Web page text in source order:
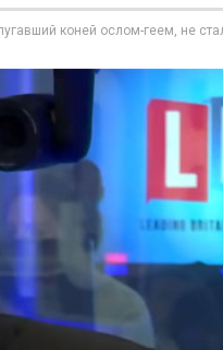
коней ослом-геем, не
ФОТО